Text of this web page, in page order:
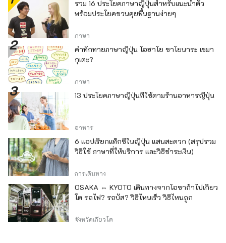
รวม 16 ประโยคภาษาญี่ปุ่นสำหรับแนะนำตัว
พร้อมประโยคชวนคุยพื้นฐานง่ายๆ
ภาษา
คำทักทายภาษาญี่ปุ่น โอฮาโย ซาโยนาระ เซมา
กุเตะ?
ภาษา
13 ประโยคภาษาญี่ปุ่นที่ใช้ตามร้านอาหารญี่ปุ่น
อาหาร
6 แอปเรียกแท็กซี่ในญี่ปุ่น แสนสะดวก (สรุปรวม
วิธีใช้ ภาษาที่ให้บริการ และวิธีชำระเงิน)
การเดินทาง
OSAKA ⇔ KYOTO เดินทางจากโอซาก้าไปเกียว
โต รถไฟ? รถบัส? วิธีไหนเร็ว วิธีไหนถูก
จังหวัดเกียวโต